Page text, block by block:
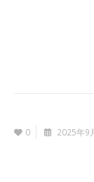
0 2025年9